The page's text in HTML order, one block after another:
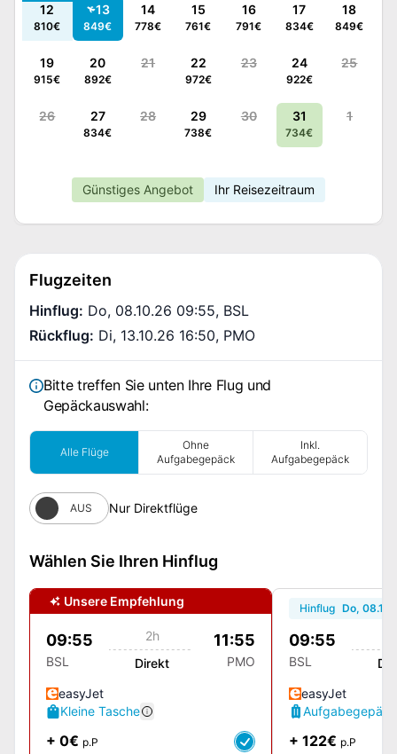
12
810€
13
849€
14
778€
15
761€
16
791€
17
834€
18
849€
19
915€
20
892€
21 22
972€
23 24
922€
25
26 27
834€
28 29
738€
30 31
734€
1
Günstiges Angebot Ihr Reisezeitraum
Flugzeiten
Hinflug: Do, 08.10.26 09:55, BSL
Rückflug: Di, 13.10.26 16:50, PMO
Bitte treffen Sie unten Ihre Flug und
Gepäckauswahl:
Alle Flüge
Ohne
Aufgabegepäck
Inkl.
Aufgabegepäck
AUS Nur Direktflüge
Wählen Sie Ihren Hinflug
Unsere Empfehlung
09:55
BSL
2h
Direkt
11:55
PMO
easyJet
Kleine Tasche
+ 0€ p.P
Hinflug Do,
09:55
BSL
easyJet
Aufgabegepäck
+ 122€ p.P